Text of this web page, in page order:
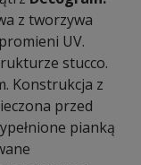
z tworzywa
UV.
stucco.
Konstrukcja z
przed
pianką